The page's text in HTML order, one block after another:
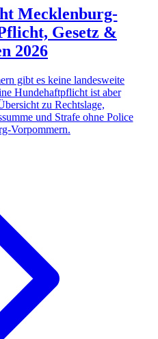
Mecklenburg-
Gesetz &
2026
gibt es keine landesweite
Hundehaftpflicht ist aber
zu Rechtslage,
und Strafe ohne Police
Vorpommern.